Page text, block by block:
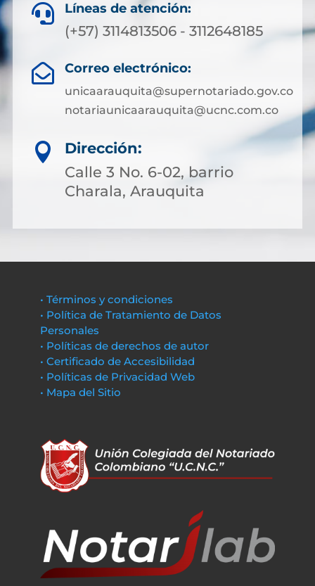
 Líneas de atención:
(+57) 3114813506 - 3112648185
 Correo electrónico:
unicaarauquita@supernotariado.gov.co
notariaunicaarauquita@ucnc.com.co

Dirección:
Calle 3 No. 6-02, barrio
Charala, Arauquita
• Términos y condiciones
• Política de Tratamiento de Datos
Personales
• Políticas de derechos de autor
• Certificado de Accesibilidad
• Políticas de Privacidad Web
• Mapa del Sitio